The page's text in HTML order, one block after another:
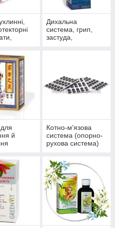
Дихальна
система, грип,
застуда,
й
Котно-м'язова
система (опорно-
рухова система)